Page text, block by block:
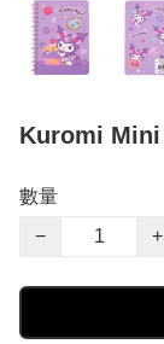
Kuromi Mini
數量
−
+